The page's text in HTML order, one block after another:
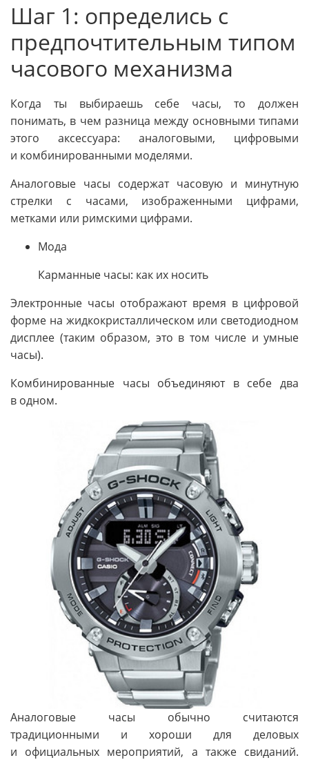
Шаг 1: определись с
предпочтительным типом
часового механизма
Когда ты выбираешь себе часы, то должен
понимать, в чем разница между основными типами
этого аксессуара: аналоговыми, цифровыми
и комбинированными моделями.
Аналоговые часы содержат часовую и минутную
стрелки с часами, изображенными цифрами,
метками или римскими цифрами.
Мода
Карманные часы: как их носить
Электронные часы отображают время в цифровой
форме на жидкокристаллическом или светодиодном
дисплее (таким образом, это в том числе и умные
часы).
Комбинированные часы объединяют в себе два
в одном.
Аналоговые часы обычно считаются
традиционными и хороши для деловых
и официальных мероприятий, а также свиданий.